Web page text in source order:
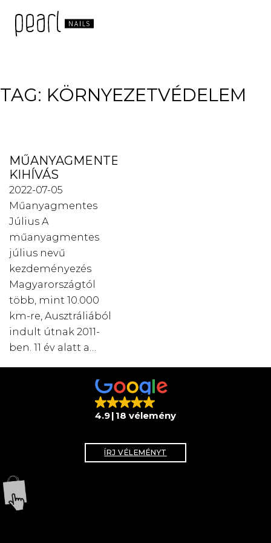
TAG: KÖRNYEZETVÉDELEM
MŰANYAGMENTES
KIHÍVÁS
2022-07-05
Műanyagmentes
Július A
műanyagmentes
július nevű
kezdeményezés
Magyarországtól
több, mint 10.000
km-re, Ausztráliából
indult útnak 2011-
ben. 11 év alatt a…
4.9 18 vélemény
ÍRJ VÉLEMÉNYT